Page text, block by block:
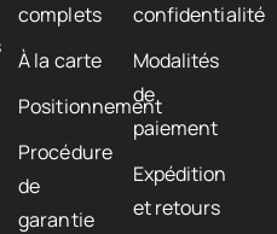
complets
À la carte
Positionnement
Procédure
de
garantie
confidentialité
Modalités
de
paiement
Expédition
et retours